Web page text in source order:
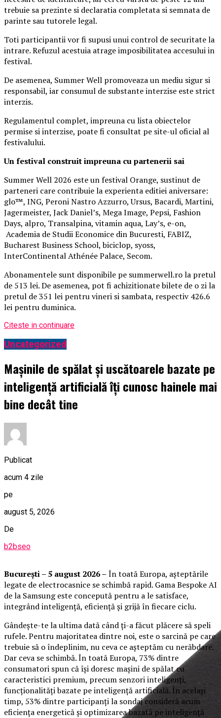
trebuie sa prezinte si declaratia completata si semnata de
parinte sau tutorele legal.
Toti participantii vor fi supusi unui control de securitate la
intrare. Refuzul acestuia atrage imposibilitatea accesului in
festival.
De asemenea, Summer Well promoveaza un mediu sigur si
responsabil, iar consumul de substante interzise este strict
interzis.
Regulamentul complet, impreuna cu lista obiectelor
permise si interzise, poate fi consultat pe site-ul oficial al
festivalului.
Un festival construitimpreuna cu partenerii sai
Summer Well 2026 este un festival Orange, sustinut de
parteneri care contribuie la experienta editiei aniversare:
glo™, ING, Peroni Nastro Azzurro, Ursus, Bacardi, Martini,
Jagermeister, Jack Daniel’s, Mega Image, Pepsi, Fashion
Days, alpro, Transalpina, vitamin aqua, Lay’s, e-on,
Academia de Studii Economice din Bucuresti, FABIZ,
Bucharest Business School, biciclop, syoss,
InterContinental Athénée Palace, Secom.
Abonamentele sunt disponibile pe summerwell.ro la pretul
de 513 lei. De asemenea, pot fi achizitionate bilete de o zi la
pretul de 351 lei pentru vineri si sambata, respectiv 426.6
lei pentru duminica.
Citeste in continuare
Uncategorized
Mașinile de spălat și uscătoarele bazate pe
inteligență artificială îți cunosc hainele mai
bine decât tine
Publicat
acum 4 zile
pe
august 5, 2026
De
b2bseo
București – 5 august 2026 – În toată Europa, așteptările
legate de electrocasnice se schimbă rapid. Gama Bespoke AI
de la Samsung este concepută pentru a le satisface,
integrând inteligență, eficiență și grijă în fiecare ciclu.
Gândește-te la ultima dată când ți-a făcut plăcere să speli
rufele. Pentru majoritatea dintre noi, este o sarcină pe care
trebuie să o îndeplinim, nu ceva ce așteptăm cu nerăbdare.
Dar ceva se schimbă. În toată Europa, 73% dintre
consumatori spun că își doresc mașini de spălat cu
caracteristici premium, precum senzori inteligenți,
funcționalități bazate pe inteligență artificială. În același
timp, 53% dintre participanți la sondaj consideră acum
eficiența energetică și optimizarea bazată pe inteligență